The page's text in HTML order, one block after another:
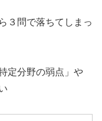
問で落ちてしまっ
定分野の弱点」や